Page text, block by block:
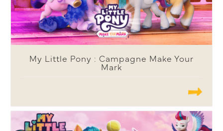
My Little Pony : Campagne Make Your
Mark
.......